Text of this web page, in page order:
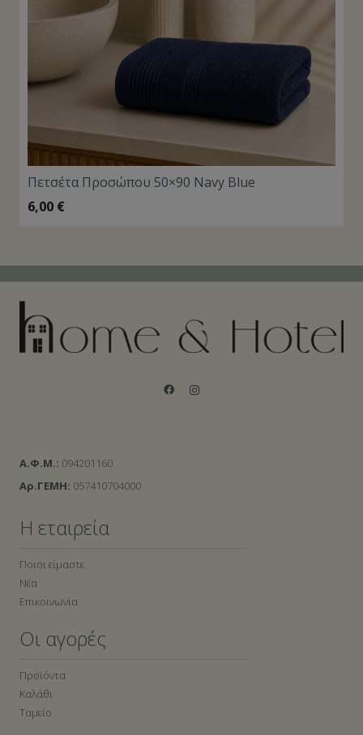
Πετσέτα Προσώπου 50×90 Navy Blue
6,00 €
Α.Φ.Μ.: 094201160
Αρ.ΓΕΜΗ: 057410704000
Η εταιρεία
Ποιοι είμαστε
Νέα
Επικοινωνία
Οι αγορές
Προϊόντα
Καλάθι
Ταμείο